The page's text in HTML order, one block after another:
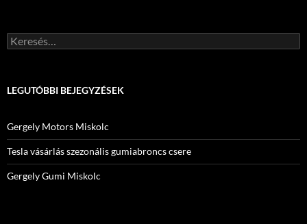
Keresés:
LEGUTÓBBI BEJEGYZÉSEK
Gergely Motors Miskolc
Tesla vásárlás szezonális gumiabroncs csere
Gergely Gumi Miskolc